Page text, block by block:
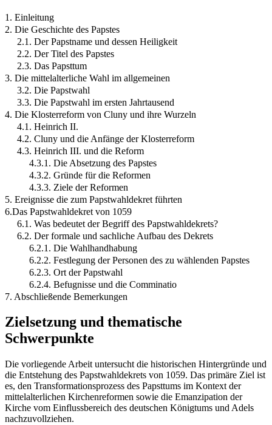
1. Einleitung
2. Die Geschichte des Papstes
2.1. Der Papstname und dessen Heiligkeit
2.2. Der Titel des Papstes
2.3. Das Papsttum
3. Die mittelalterliche Wahl im allgemeinen
3.2. Die Papstwahl
3.3. Die Papstwahl im ersten Jahrtausend
4. Die Klosterreform von Cluny und ihre Wurzeln
4.1. Heinrich II.
4.2. Cluny und die Anfänge der Klosterreform
4.3. Heinrich III. und die Reform
4.3.1. Die Absetzung des Papstes
4.3.2. Gründe für die Reformen
4.3.3. Ziele der Reformen
5. Ereignisse die zum Papstwahldekret führten
6.Das Papstwahldekret von 1059
6.1. Was bedeutet der Begriff des Papstwahldekrets?
6.2. Der formale und sachliche Aufbau des Dekrets
6.2.1. Die Wahlhandhabung
6.2.2. Festlegung der Personen des zu wählenden Papstes
6.2.3. Ort der Papstwahl
6.2.4. Befugnisse und die Comminatio
7. Abschließende Bemerkungen
Zielsetzung und thematische
Schwerpunkte
Die vorliegende Arbeit untersucht die historischen Hintergründe und
die Entstehung des Papstwahldekrets von 1059. Das primäre Ziel ist
es, den Transformationsprozess des Papsttums im Kontext der
mittelalterlichen Kirchenreformen sowie die Emanzipation der
Kirche vom Einflussbereich des deutschen Königtums und Adels
nachzuvollziehen.